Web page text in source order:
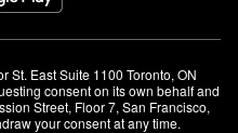
St. East Suite 1100 Toronto, ON
consent on its own behalf and
Street, Floor 7, San Francisco,
your consent at any time.